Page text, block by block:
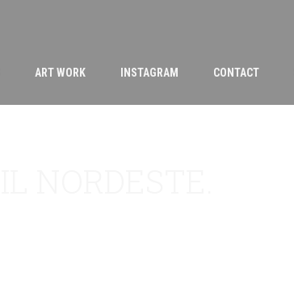
ART WORK INSTAGRAM CONTACT